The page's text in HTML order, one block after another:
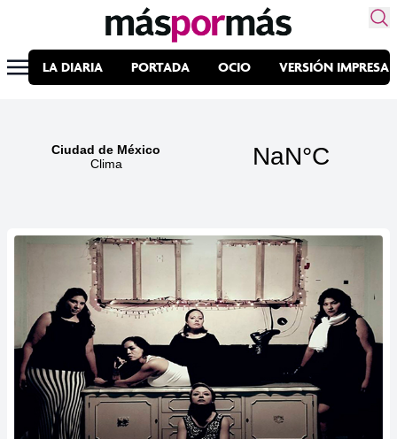
LA DIARIA PORTADA OCIO VERSIÓN IMPRESA